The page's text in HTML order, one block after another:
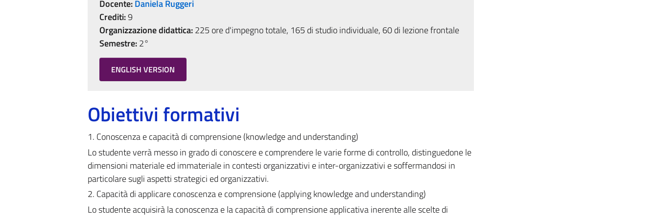
Docente:Daniela Ruggeri
Crediti:9
Organizzazione didattica:225 ore d'impegno totale, 165 di studio individuale, 60 di lezione frontale
Semestre:2°
ENGLISH VERSION
Obiettivi formativi
1. Conoscenza e capacità di comprensione (knowledge and understanding)
Lo studente verrà messo in grado di conoscere e comprendere le varie forme di controllo, distinguedone le
dimensioni materiale ed immateriale in contesti organizzativi e inter-organizzativi e soffermandosi in
particolare sugli aspetti strategici ed organizzativi.
2. Capacità di applicare conoscenza e comprensione (applying knowledge and understanding)
Lo studente acquisirà la conoscenza e la capacità di comprensione applicativa inerente alle scelte di